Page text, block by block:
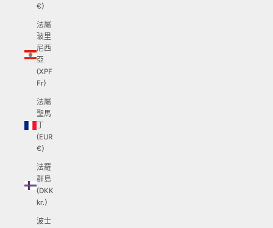
€)
法屬
玻里
尼西
亞
(XPF
Fr)
法屬
聖馬
(EUR
€)
法羅
群島
(DKK
kr.)
波士